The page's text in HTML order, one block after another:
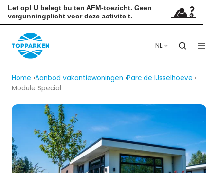
Let op! U belegt buiten AFM-toezicht. Geen
vergunningplicht voor deze activiteit.
NL
Home Aanbod vakantiewoningen Parc de IJsselhoeve
Module Special